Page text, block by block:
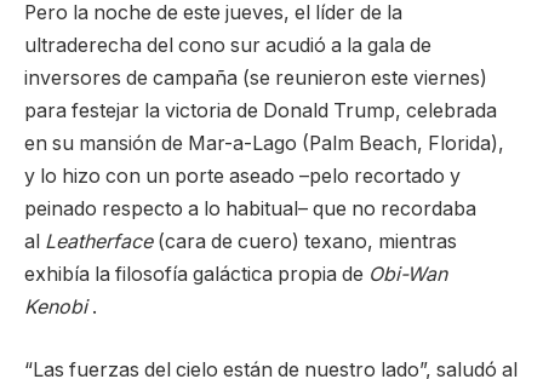
Pero la noche de este jueves, el líder de la
ultraderecha del cono sur acudió a la gala de
inversores de campaña (se reunieron este viernes)
para festejar la victoria de Donald Trump, celebrada
en su mansión de Mar-a-Lago (Palm Beach, Florida),
y lo hizo con un porte aseado –pelo recortado y
peinado respecto a lo habitual– que no recordaba
al Leatherface (cara de cuero) texano, mientras
exhibía la filosofía galáctica propia de Obi-Wan
Kenobi.
“Las fuerzas del cielo están de nuestro lado”, saludó al